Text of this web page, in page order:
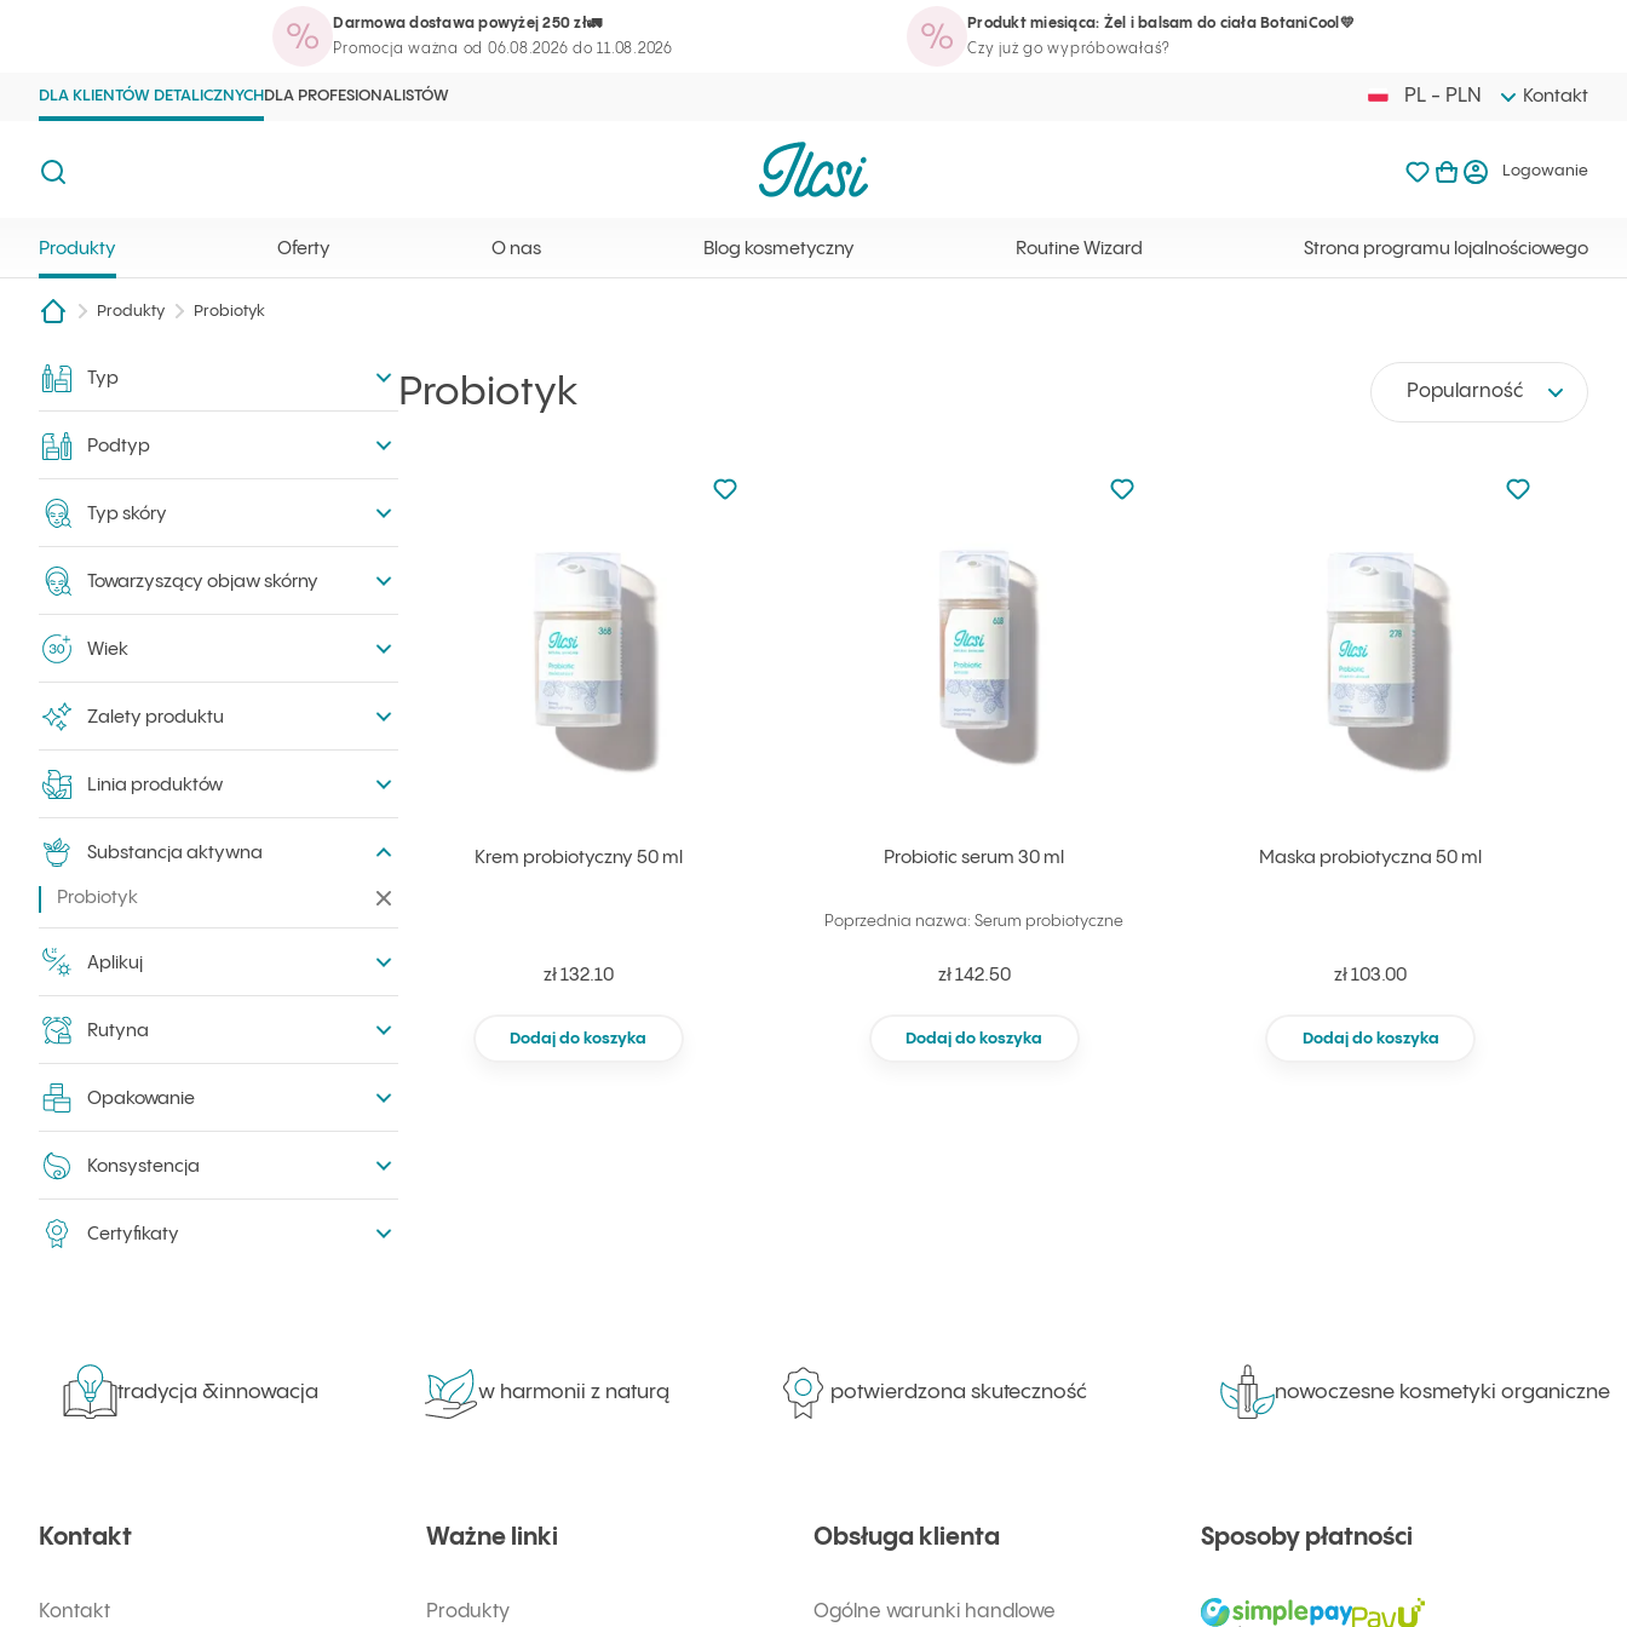
Darmowa dostawa powyżej 250 zł🚛
Promocja ważna od 06.08.2026 do 11.08.2026
Produkt miesiąca: Żel i balsam do ciała BotaniCool💛
Czy już go wypróbowałaś?
Otwórz wyszukiwarkę
Produkty Oferty O nasBlog kosmetyczny Routine Wizard Strona programu lojalnościowego
DLA KLIENTÓW DETALICZNYCH DLA PROFESIONALISTÓW PL - PLN Kontakt
Strona główna Ilcsi
Szukaj Ulubione produkty Ilcsi
Twój koszyk jest
Mój koszykLogowanie
Produkty Oferty O nas Blog kosmetyczny Routine Wizard Strona programu lojalnościowego
Produkty Probiotyk
Filtry
Typ
Podtyp
Typ skóry
Towarzyszący objaw skórny
Wiek
Zalety produktu
Linia produktów
Substancja aktywna
Probiotyk Zwiń filtry
Aplikuj
Rutyna
Opakowanie
Konsystencja
Certyfikaty
Popularność
Probiotyk
Krem probiotyczny 50 ml
zł 132.10
Dodaj do koszyka
Nie dodano do ulubionych
Dodaj do ulubionych
Probiotic serum 30 ml
Poprzednia nazwa: Serum probiotyczne
zł 142.50
Dodaj do koszyka
Nie dodano do ulubionych
Dodaj do ulubionych
Maska probiotyczna 50 ml
zł 103.00
Dodaj do koszyka
Nie dodano
Dodaj do
tradycja &innowacja w harmonii z naturą potwierdzona skuteczność nowoczesne kosmetyki organiczne
Kontakt
Kontakt
Ważne linki
Produkty
Obsługa klienta
Ogólne warunki handlowe
Sposoby płatności